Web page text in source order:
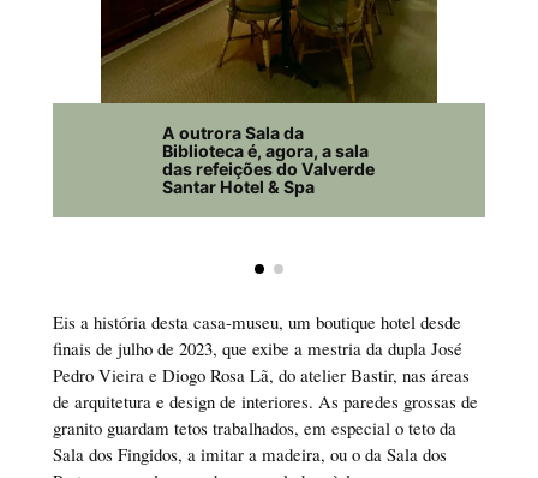
A outrora Sala da
Biblioteca é, agora, a sala
das refeições do Valverde
Santar Hotel & Spa
Eis a história desta casa-museu, um boutique hotel desde
finais de julho de 2023, que exibe a mestria da dupla José
Pedro Vieira e Diogo Rosa Lã, do atelier Bastir, nas áreas
de arquitetura e design de interiores. As paredes grossas de
granito guardam tetos trabalhados, em especial o teto da
Sala dos Fingidos, a imitar a madeira, ou o da Sala dos